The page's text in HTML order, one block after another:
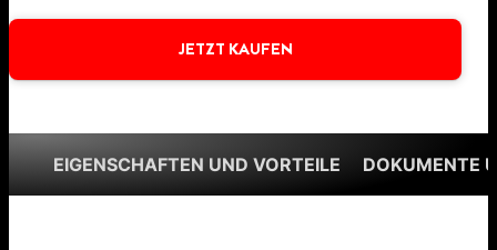
JETZT KAUFEN
EIGENSCHAFTEN UND VORTEILE DOKUMENTE